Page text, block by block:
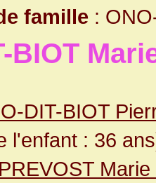
famille :
BIOT
DIT-BIOT
l'enfant : 36